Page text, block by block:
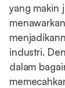
yang makin
industri.
dalam